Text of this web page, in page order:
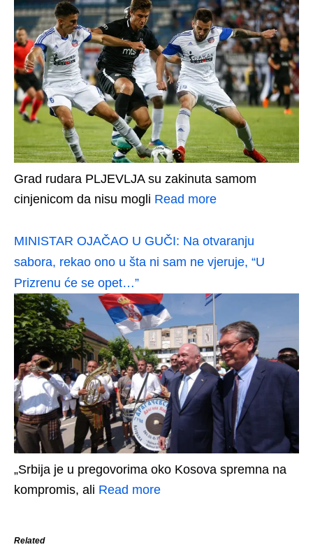
Grad rudara PLJEVLJA su zakinuta samom
cinjenicom da nisu mogli Read more
MINISTAR OJAČAO U GUČI: Na otvaranju
sabora, rekao ono u šta ni sam ne vjeruje, “U
Prizrenu će se opet…”
„Srbija je u pregovorima oko Kosova spremna na
kompromis, ali Read more
Related